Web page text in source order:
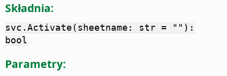
Składnia:
svc.Activate(sheetname: str = ""):
bool
Parametry: